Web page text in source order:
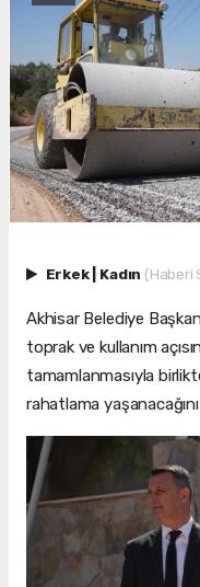
Erkek Kadın (Haberi
Akhisar Belediye
toprak ve kullanım
tamamlanmasıyla
rahatlama